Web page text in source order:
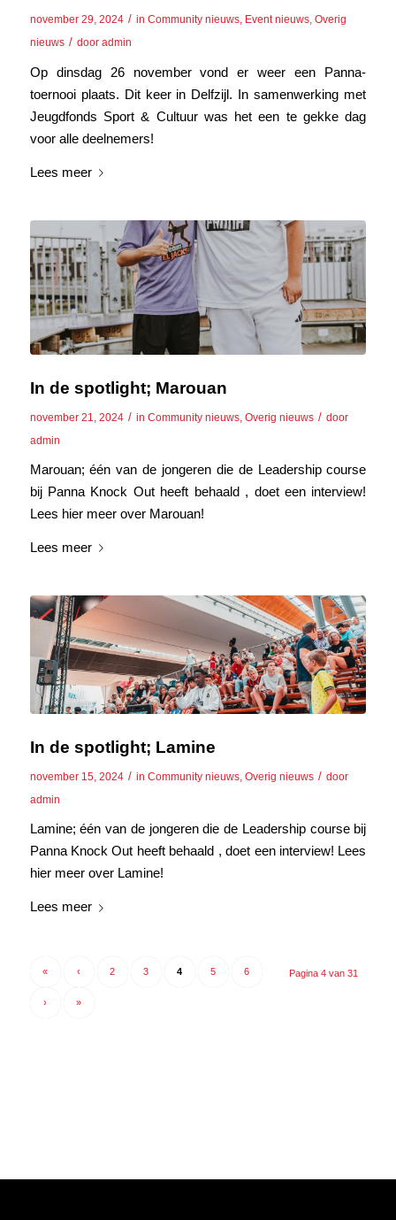
november 29, 2024 / in Community nieuws, Event nieuws, Overig
nieuws / door admin
Op dinsdag 26 november vond er weer een Panna-
toernooi plaats. Dit keer in Delfzijl. In samenwerking met
Jeugdfonds Sport & Cultuur was het een te gekke dag
voor alle deelnemers!
Lees meer
In de spotlight; Marouan
november 21, 2024 / in Community nieuws, Overig nieuws / door
admin
Marouan; één van de jongeren die de Leadership course
bij Panna Knock Out heeft behaald , doet een interview!
Lees hier meer over Marouan!
Lees meer
In de spotlight; Lamine
november 15, 2024 / in Community nieuws, Overig nieuws / door
admin
Lamine; één van de jongeren die de Leadership course bij
Panna Knock Out heeft behaald , doet een interview! Lees
hier meer over Lamine!
Lees meer
Pagina 4 van 31
« ‹ 2 3 4 5 6
› »